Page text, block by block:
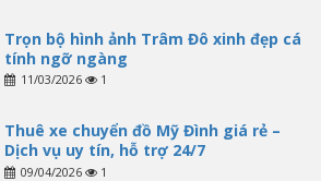
Trọn bộ hình ảnh Trâm Đô xinh đẹp cá
tính ngỡ ngàng
11/03/2026 1
Thuê xe chuyển đồ Mỹ Đình giá rẻ –
Dịch vụ uy tín, hỗ trợ 24/7
09/04/2026 1